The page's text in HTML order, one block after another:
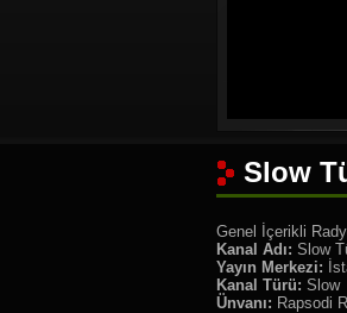
Slow
Genel İçerikli
Kanal Adı: Slow
Yayın Merkezi:
Kanal Türü: Slow
Ünvanı: Rapsodi